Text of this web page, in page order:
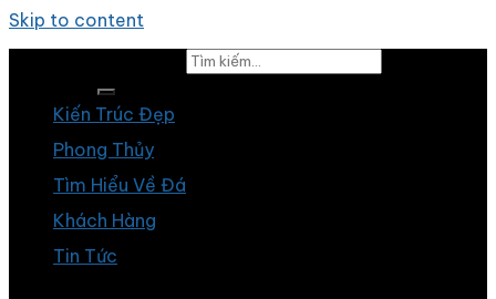
Skip to content
Kiến Trúc Đẹp
Phong Thủy
Tìm Hiểu Về Đá
Khách Hàng
Tin Tức